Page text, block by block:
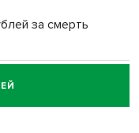
за смерть
за смерть